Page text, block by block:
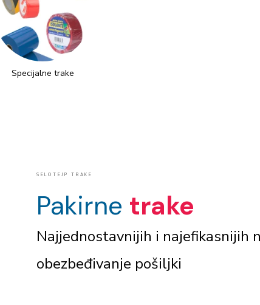
Specijalne trake
SELOTEJP TRAKE
Pakirne trake
Najjednostavnijih i najefikasnijih
obezbeđivanje pošiljki